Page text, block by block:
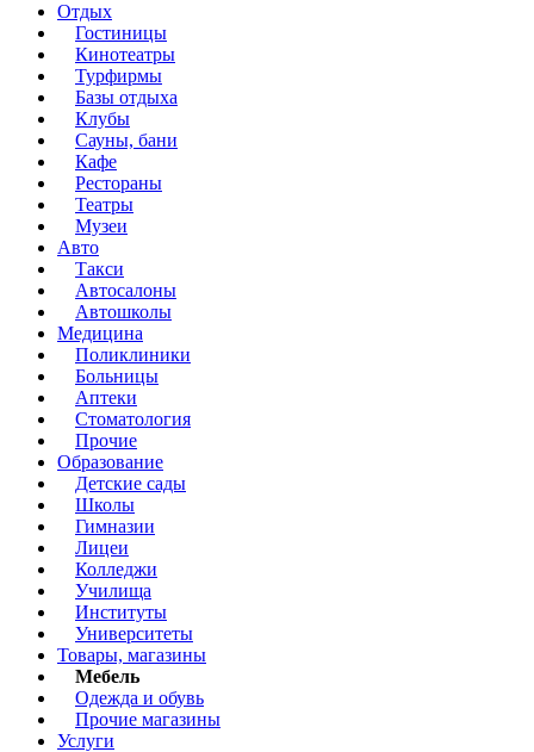
Отдых
Гостиницы
Кинотеатры
Турфирмы
Базы отдыха
Клубы
Сауны, бани
Кафе
Рестораны
Театры
Музеи
Авто
Такси
Автосалоны
Автошколы
Медицина
Поликлиники
Больницы
Аптеки
Стоматология
Прочие
Образование
Детские сады
Школы
Гимназии
Лицеи
Колледжи
Училища
Институты
Университеты
Товары, магазины
Мебель
Одежда и обувь
Прочие магазины
Услуги